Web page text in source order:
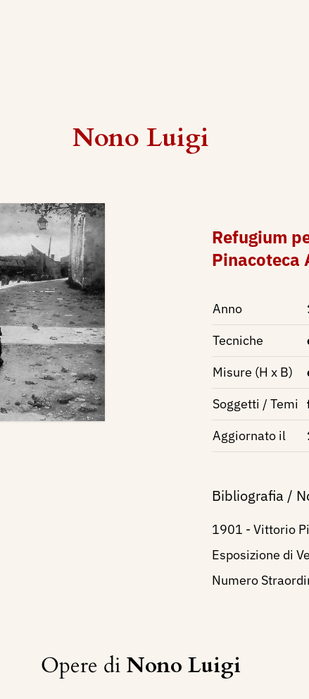
Nono Luigi
Refugium
Pinacoteca
Anno
Tecniche
Misure (H x B)
Soggetti / Temi
Aggiornato il
Bibliografia /
1901 - Vittorio
Esposizione di
Numero
Opere di Nono Luigi